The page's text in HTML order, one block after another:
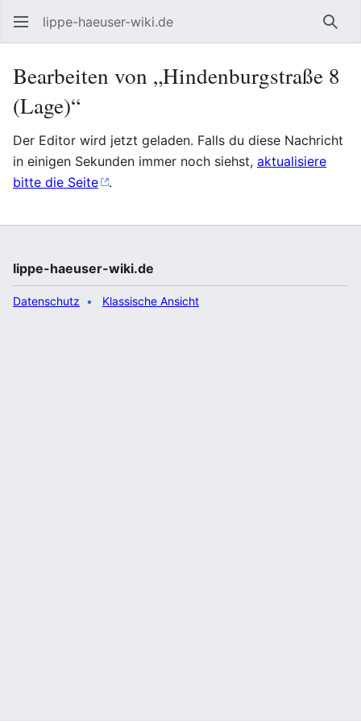
lippe-haeuser-wiki.de
Bearbeiten von „Hindenburgstraße 8
(Lage)“
Der Editor wird jetzt geladen. Falls du diese Nachricht
in einigen Sekunden immer noch siehst, aktualisiere
bitte die Seite
.
lippe-haeuser-wiki.de
Datenschutz Klassische Ansicht